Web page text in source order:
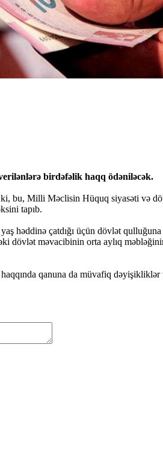
birdəfəlik haqq ödəniləcək.
bu, Milli Məclisin Hüquq siyasəti və
tapıb.
həddinə çatdığı üçün dövlət
dövlət məvacibinin orta aylıq
qanuna da müvafiq